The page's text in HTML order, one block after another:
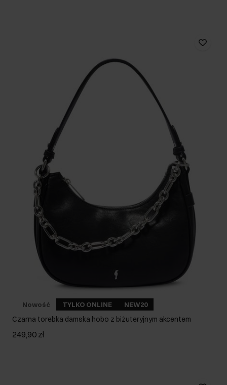
Nowość TYLKO ONLINE NEW20
Czarna torebka damska hobo z biżuteryjnym akcentem
249,90 zł